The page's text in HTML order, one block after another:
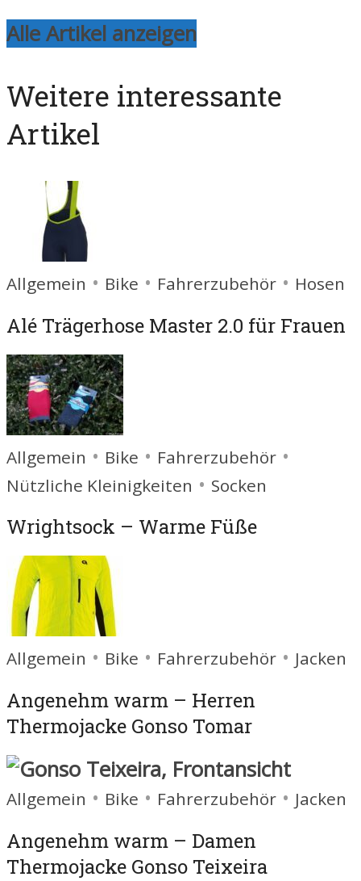
Alle Artikel anzeigen
Weitere interessante
Artikel
Allgemein • Bike • Fahrerzubehör • Hosen
Alé Trägerhose Master 2.0 für Frauen
Allgemein • Bike • Fahrerzubehör •
Nützliche Kleinigkeiten • Socken
Wrightsock – Warme Füße
Allgemein • Bike • Fahrerzubehör • Jacken
Angenehm warm – Herren
Thermojacke Gonso Tomar
Allgemein • Bike • Fahrerzubehör • Jacken
Angenehm warm – Damen
Thermojacke Gonso Teixeira